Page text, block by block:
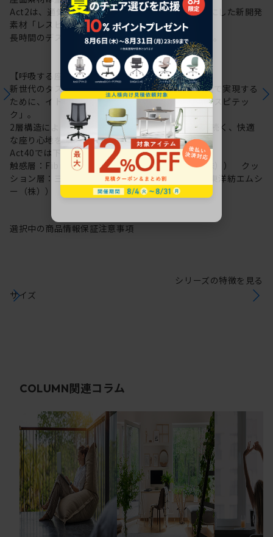
Act2は、通気性にすぐれた “呼吸する座面”を可能にした新開発
素材「レスピテック」を採用。
長時間のデスクワークもここちよさを保ち続けます。
【呼吸する座面：レスピテック】
新世代のタスクチェアに求められる性能を高い次元で実現する
ために、イトーキが新たに開発した高機能素材「レスピテッ
ク」。
2層構造により“呼吸する座面”を可能にし、ずっと続く、快適
な座り心地を実現しました。
Act40では下記素材を採用しています。
触感層：Fibre cushion VL（帝人フロンティア（株）） クッ
ション層：三次元網状繊維構造体ブレスエアー®（東洋紡エムシ
ー（株））
選択中の商品情報保証注意事項
サイズ
シリーズの特徴を見る
COLUMN関連コラム